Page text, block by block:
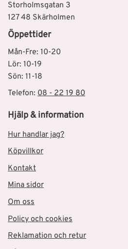
Storholmsgatan 3
127 48 Skärholmen
Öppettider
Mån-Fre: 10-20
Lör: 10-19
Sön: 11-18
Telefon: 08 - 22 19 80
Hjälp & information
Hur handlar jag?
Köpvillkor
Kontakt
Mina sidor
Om oss
Policy och cookies
Reklamation och retur